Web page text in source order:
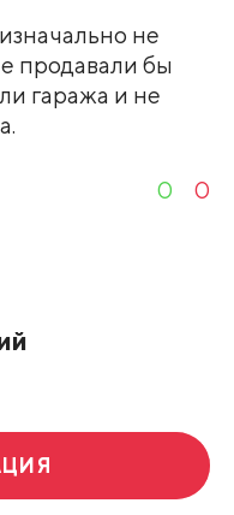
не
продавали бы
гаража и не
0 0